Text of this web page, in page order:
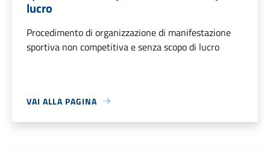
lucro
Procedimento di organizzazione di manifestazione
sportiva non competitiva e senza scopo di lucro
VAI ALLA PAGINA